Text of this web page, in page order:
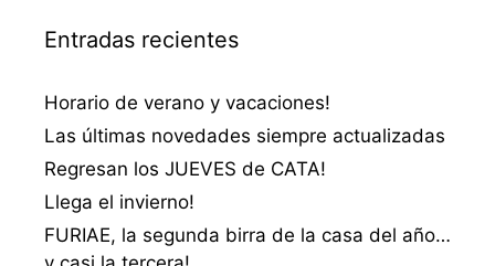
Entradas recientes
Horario de verano y vacaciones!
Las últimas novedades siempre actualizadas
Regresan los JUEVES de CATA!
Llega el invierno!
FURIAE, la segunda birra de la casa del año…